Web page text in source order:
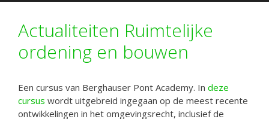
Actualiteiten Ruimtelijke
ordening en bouwen
Een cursus van Berghauser Pont Academy. In deze
cursus wordt uitgebreid ingegaan op de meest recente
ontwikkelingen in het omgevingsrecht, inclusief de